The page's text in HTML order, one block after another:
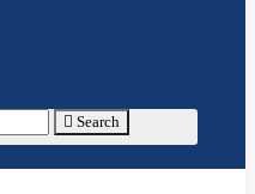
Search